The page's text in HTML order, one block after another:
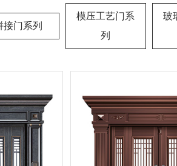
接门系列
模压工艺门系
列
玻